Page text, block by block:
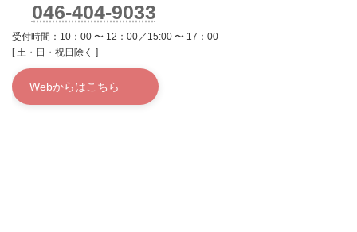
046-404-9033
受付時間：10：00 〜 12：00／15:00 〜 17：00
[ 土・日・祝日除く ]
Webからはこちら